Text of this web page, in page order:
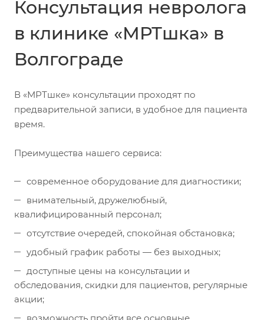
Консультация невролога
в клинике «МРТшка» в
Волгограде
В «МРТшке» консультации проходят по
предварительной записи, в удобное для пациента
время.
Преимущества нашего сервиса:
современное оборудование для диагностики;
внимательный, дружелюбный,
квалифицированный персонал;
отсутствие очередей, спокойная обстановка;
удобный график работы — без выходных;
доступные цены на консультации и
обследования, скидки для пациентов, регулярные
акции;